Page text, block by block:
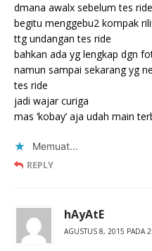
dmana awalx sebelum tes ride
begitu menggebu2 kompak
ttg undangan tes ride
bahkan ada yg lengkap dgn
namun sampai sekarang yg
tes ride
jadi wajar curiga
mas ‘kobay’ aja udah main
Memuat...
REPLY
hAyAtE
AGUSTUS 8, 2015 PADA